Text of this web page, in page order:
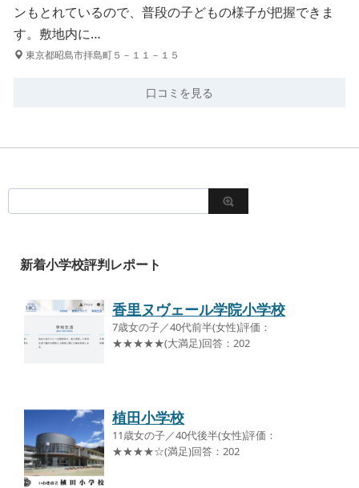
ンもとれているので、普段の子どもの様子が把握できま
す。敷地内に…
東京都昭島市拝島町５－１１－１５
口コミを見る
新着小学校評判レポート
香里ヌヴェール学院小学校
7歳女の子／40代前半(女性)評価：
★★★★★(大満足)回答：202
植田小学校
11歳女の子／40代後半(女性)評価：
★★★★☆(満足)回答：202